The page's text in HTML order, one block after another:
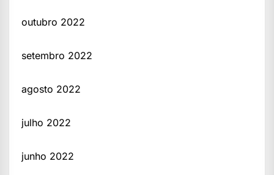
outubro 2022
setembro 2022
agosto 2022
julho 2022
junho 2022